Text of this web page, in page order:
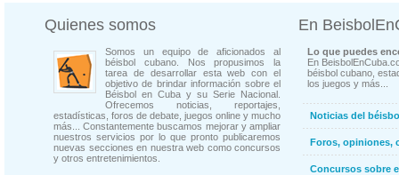
Quienes somos
Somos un equipo de aficionados al
béisbol cubano. Nos propusimos la
tarea de desarrollar esta web con el
objetivo de brindar información sobre el
Béisbol en Cuba y su Serie Nacional.
Ofrecemos noticias, reportajes,
estadísticas, foros de debate, juegos online y mucho
más... Constantemente buscamos mejorar y ampliar
nuestros servicios por lo que pronto publicaremos
nuevas secciones en nuestra web como concursos
y otros entretenimientos.
En
Lo que puedes
En
béisbol cubano,
los juegos y más...
Noticias del
Foros, opiniones,
Concursos sobre